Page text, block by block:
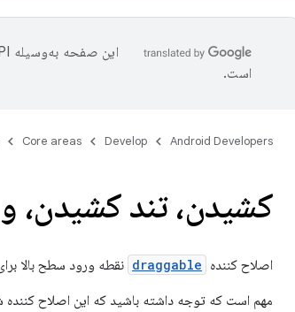
این صفحه به‌وسیله
است.
Android Developers
Develop
Core areas
کشیدن، تند کشیدن،
اصلاح کننده draggable نقطه ورود سطح بالا
مهم است که توجه داشته باشید که این اصلاح کننده